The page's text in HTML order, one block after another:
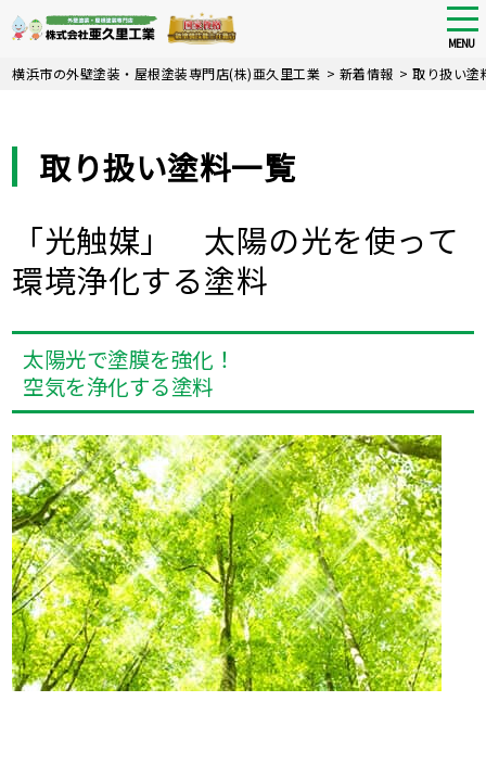
Skip
MENU
横浜市の外壁塗装・屋根塗装専門店(株)亜久里工業 > 新着情報 >取り扱い塗
取り扱い塗料一覧
「光触媒」 太陽の光を使って
環境浄化する塗料
太陽光で塗膜を強化！
空気を浄化する塗料